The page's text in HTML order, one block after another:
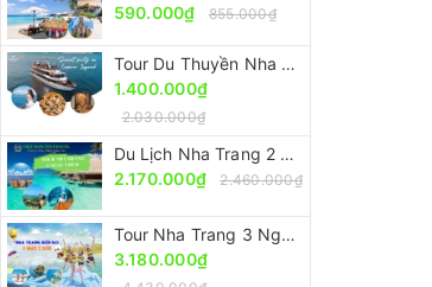
590.000₫
855.000₫
Tour Du Thuyền Nha Trang Ngắm Hoàng Hôn [Sang Trọng - Đẳng Cấp Nhưng Giá Rẻ]
1.400.000₫
2.030.000₫
Du Lịch Nha Trang 2 Ngày 1 Đêm [Trọn Gói - Ưu Đãi 30%]
2.170.000₫
2.460.000₫
Tour Nha Trang 3 Ngày 2 Đêm [Trọn Gói - Tiết Kiệm 30%]
3.180.000₫